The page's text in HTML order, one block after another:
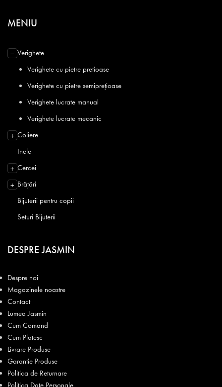
MENIU
− Verighete
Verighete cu pietre pretioase
Verighete cu pietre semiprețioase
Verighete lucrate manual
Verighete lucrate mecanic
+ Coliere
Inele
+ Cercei
+ Brățări
Bijuterii pentru copii
Seturi Bijuterii
DESPRE JASMIN
Despre noi
Magazinele noastre
Contact
Lumea Jasmin
Cum Comand
Cum Platesc
Livrare Produse
Garantie Produse
Politica de Returnare
Politica Date Personale